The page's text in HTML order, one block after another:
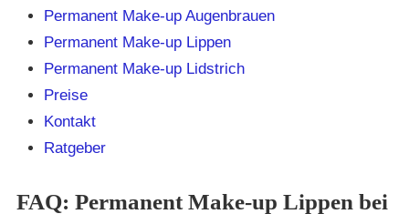
Permanent Make-up Augenbrauen
Permanent Make-up Lippen
Permanent Make-up Lidstrich
Preise
Kontakt
Ratgeber
FAQ: Permanent Make-up Lippen bei